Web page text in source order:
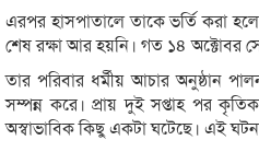
এরপর হাসপাতালে তাকে ভর্তি করা
শেষ রক্ষা আর হয়নি। গত ১৪ অক্টোবর
তার পরিবার ধর্মীয় আচার অনুষ্ঠান
সম্পন্ন করে। প্রায় দুই সপ্তাহ পর
অস্বাভাবিক কিছু একটা ঘটেছে। এই